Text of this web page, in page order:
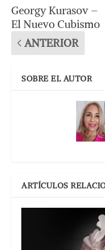
Georgy Kurasov –
El Nuevo Cubismo
ANTERIOR
SOBRE EL AUTOR
ARTÍCULOS